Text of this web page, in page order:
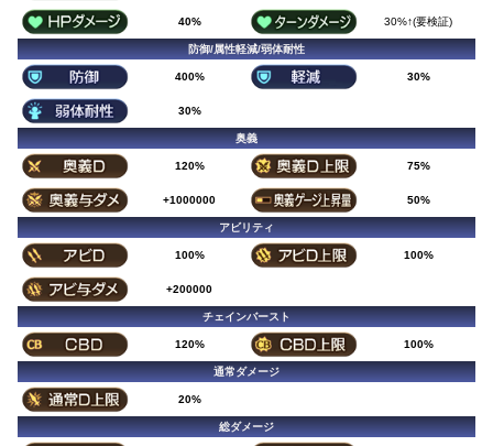
40% 30%↑(要検証)
防御/属性軽減/弱体耐性
400% 30%
30%
奥義
120% 75%
+1000000 50%
アビリティ
100% 100%
+200000
チェインバースト
120% 100%
通常ダメージ
20%
総ダメージ